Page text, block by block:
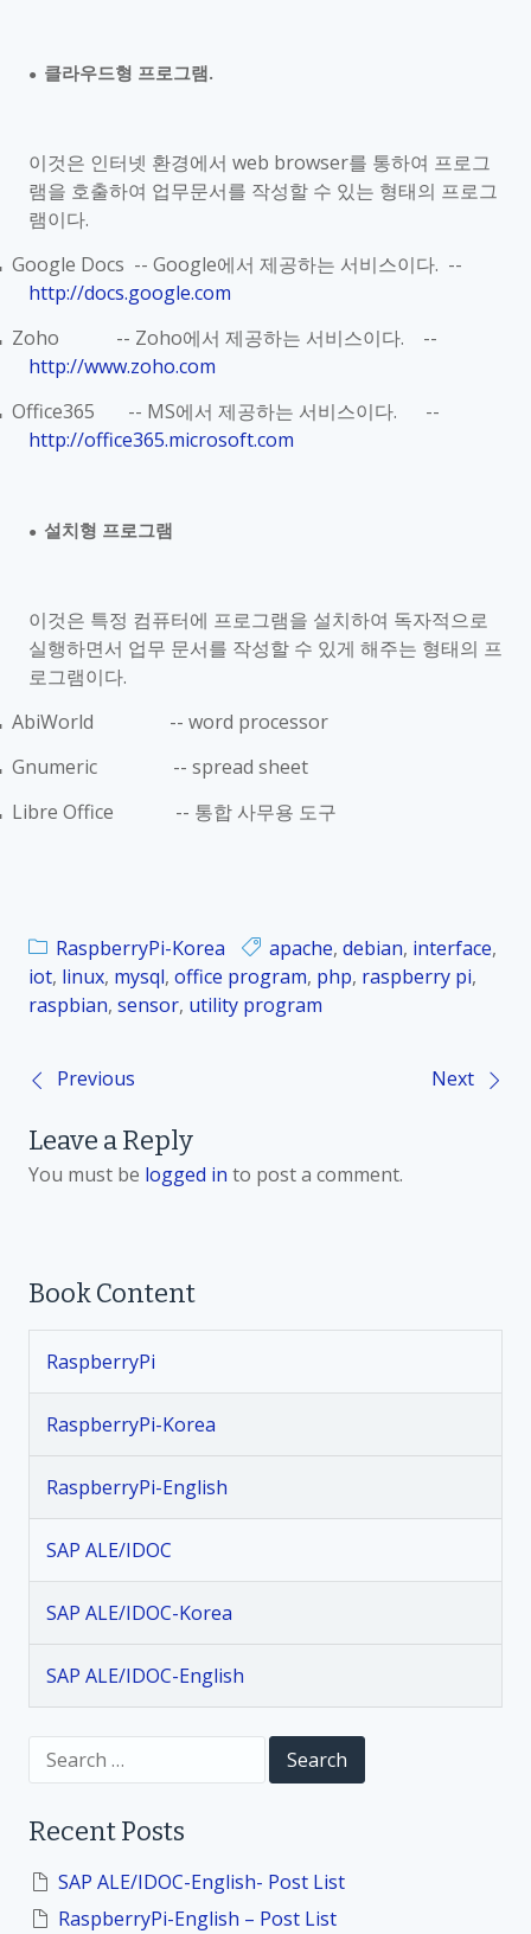
● 클라우드형 프로그램.
이것은 인터넷 환경에서 web browser를 통하여 프로그
램을 호출하여 업무문서를 작성할 수 있는 형태의 프로그
램이다.
Google Docs -- Google에서 제공하는 서비스이다. --
http://docs.google.com
Zoho -- Zoho에서 제공하는 서비스이다. --
http://www.zoho.com
Office365 -- MS에서 제공하는 서비스이다. --
http://office365.microsoft.com
● 설치형 프로그램
이것은 특정 컴퓨터에 프로그램을 설치하여 독자적으로
실행하면서 업무 문서를 작성할 수 있게 해주는 형태의 프
로그램이다.
AbiWorld -- word processor
Gnumeric -- spread sheet
Libre Office -- 통합 사무용 도구
RaspberryPi-Korea apache, debian, interface,
iot, linux, mysql, office program, php, raspberry pi,
raspbian, sensor, utility program
P
o
n
a
v
g
a
i
o
n
Previous Next
Leave a Reply
You must be logged in to post a comment.
Book Content
RaspberryPi
RaspberryPi-Korea
RaspberryPi-English
SAP ALE/IDOC
SAP ALE/IDOC-Korea
SAP ALE/IDOC-English
c
o
Recent Posts
SAP ALE/IDOC-English- Post List
RaspberryPi-English – Post List